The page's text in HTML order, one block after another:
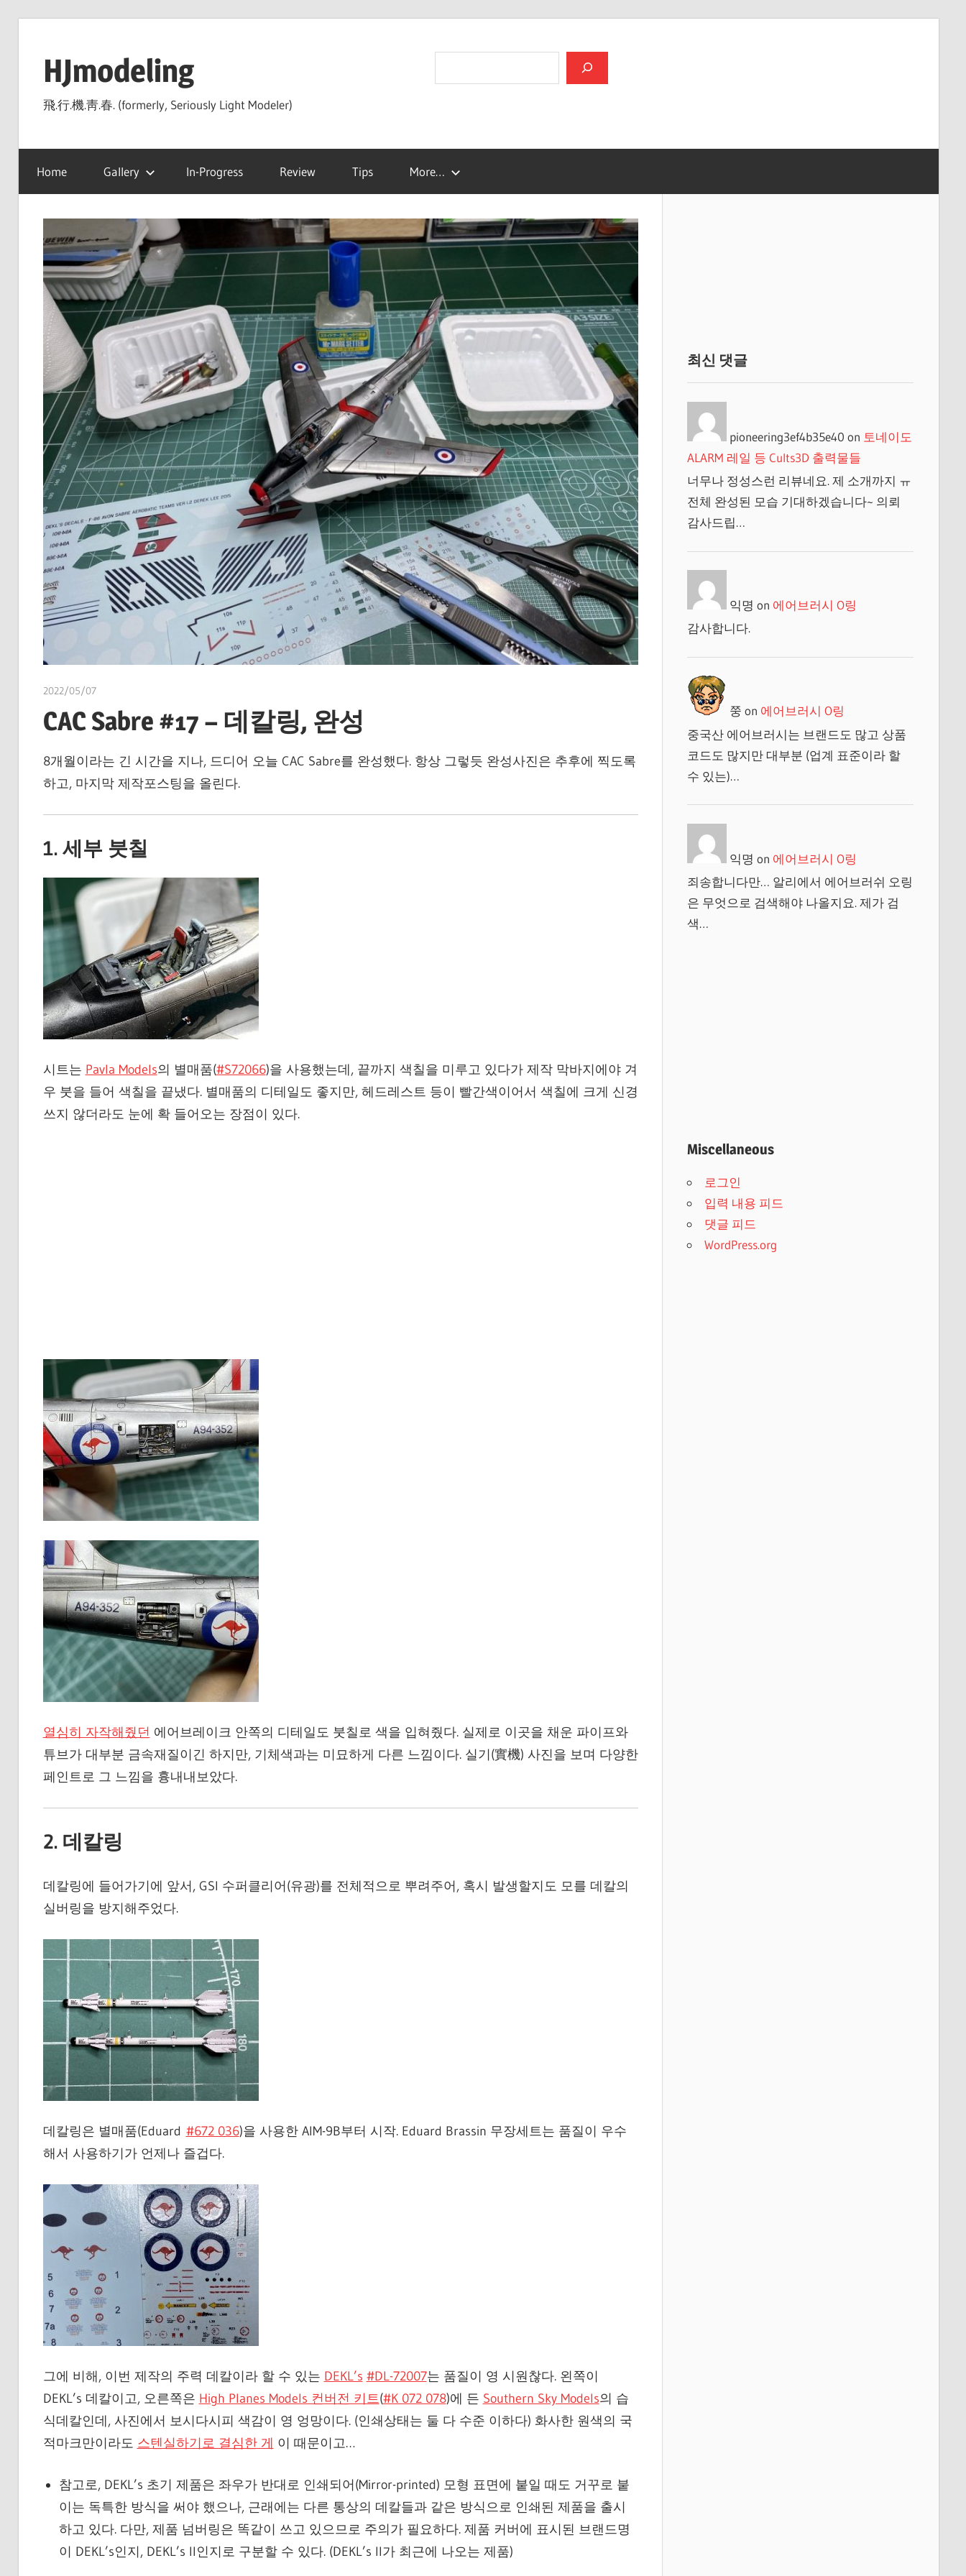
contentHJmodeling
飛.行.機.靑.春. (formerly, Seriously Light Modeler)
Home Gallery In-Progress Review Tips More…
2022/05/07쭝
CAC Sabre #17 – 데칼링, 완성
8개월이라는 긴 시간을 지나, 드디어 오늘 CAC Sabre를 완성했다. 항상 그렇듯 완성사진은 추후에 찍도록
하고, 마지막 제작포스팅을 올린다.
1. 세부 붓칠
시트는 Pavla Models의 별매품(#S72066)을 사용했는데, 끝까지 색칠을 미루고 있다가 제작 막바지에야 겨
우 붓을 들어 색칠을 끝냈다. 별매품의 디테일도 좋지만, 헤드레스트 등이 빨간색이어서 색칠에 크게 신경
쓰지 않더라도 눈에 확 들어오는 장점이 있다.
열심히 자작해줬던 에어브레이크 안쪽의 디테일도 붓칠로 색을 입혀줬다. 실제로 이곳을 채운 파이프와
튜브가 대부분 금속재질이긴 하지만, 기체색과는 미묘하게 다른 느낌이다. 실기(實機) 사진을 보며 다양한
페인트로 그 느낌을 흉내내보았다.
2. 데칼링
데칼링에 들어가기에 앞서, GSI 수퍼클리어(유광)를 전체적으로 뿌려주어, 혹시 발생할지도 모를 데칼의
실버링을 방지해주었다.
데칼링은 별매품(Eduard #672 036)을 사용한 AIM-9B부터 시작. Eduard Brassin 무장세트는 품질이 우수
해서 사용하기가 언제나 즐겁다.
그에 비해, 이번 제작의 주력 데칼이라 할 수 있는 DEKL’s #DL-72007는 품질이 영 시원찮다. 왼쪽이
DEKL’s 데칼이고, 오른쪽은 High Planes Models 컨버전 키트(#K 072 078)에 든 Southern Sky Models의 습
식데칼인데, 사진에서 보시다시피 색감이 영 엉망이다. (인쇄상태는 둘 다 수준 이하다) 화사한 원색의 국
적마크만이라도 스텐실하기로 결심한 게 이 때문이고…
참고로, DEKL’s 초기 제품은 좌우가 반대로 인쇄되어(Mirror-printed) 모형 표면에 붙일 때도 거꾸로 붙
이는 독특한 방식을 써야 했으나, 근래에는 다른 통상의 데칼들과 같은 방식으로 인쇄된 제품을 출시
하고 있다. 다만, 제품 넘버링은 똑같이 쓰고 있으므로 주의가 필요하다. 제품 커버에 표시된 브랜드명
이 DEKL’s인지, DEKL’s II인지로 구분할 수 있다. (DEKL’s II가 최근에 나오는 제품)
최신 댓글
pioneering3ef4b35e40 on 토네이도
ALARM 레일 등 Cults3D 출력물들
너무나 정성스런 리뷰네요. 제 소개까지 ㅠ
전체 완성된 모습 기대하겠습니다~ 의뢰
감사드립…
익명 on 에어브러시 O링
감사합니다.
쭝 on 에어브러시 O링
중국산 에어브러시는 브랜드도 많고 상품
코드도 많지만 대부분 (업계 표준이라 할
수 있는)…
익명 on 에어브러시 O링
죄송합니다만… 알리에서 에어브러쉬 오링
은 무엇으로 검색해야 나올지요. 제가 검
색…
Miscellaneous
로그인
입력 내용 피드
댓글 피드
WordPress.org